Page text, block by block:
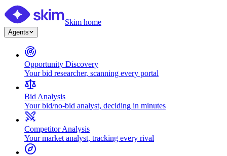
Skim home
Agents
Opportunity Discovery
Your bid researcher, scanning every portal
Bid Analysis
Your bid/no-bid analyst, deciding in minutes
Competitor Analysis
Your market analyst, tracking every rival